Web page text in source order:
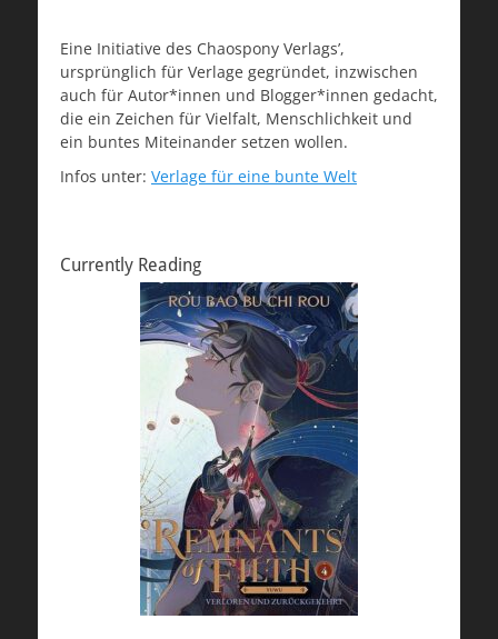
Eine Initiative des Chaospony Verlags’,
ursprünglich für Verlage gegründet, inzwischen
auch für Autor*innen und Blogger*innen gedacht,
die ein Zeichen für Vielfalt, Menschlichkeit und
ein buntes Miteinander setzen wollen.
Infos unter: Verlage für eine bunte Welt
Currently Reading